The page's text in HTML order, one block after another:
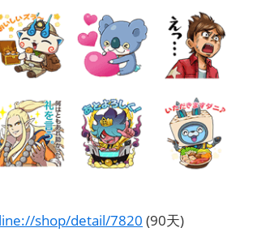
line://shop/detail/7820 (90天)